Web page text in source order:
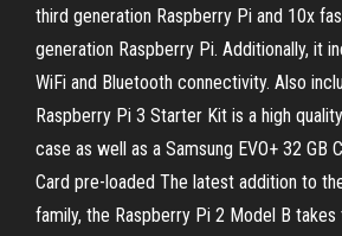
third generation Raspberry Pi and 10x
generation Raspberry Pi. Additionally, it
WiFi and Bluetooth connectivity. Also
Raspberry Pi 3 Starter Kit is a high
case as well as a Samsung EVO+ 32 GB
Card pre-loaded The latest addition to
family, the Raspberry Pi 2 Model B